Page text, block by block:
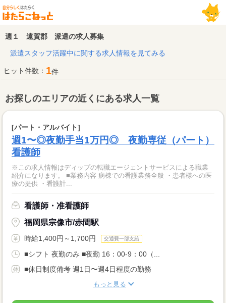
週１ 遠賀郡 派遣の求人募集
派遣スタッフ活躍中に関する求人情報を見てみる
ヒット件数： 1件
お探しのエリアの近くにある求人一覧
[パート・アルバイト]
週1〜◎夜勤手当1万円◎ 夜勤専従（パート）
看護師
※この求人情報はディップの転職エージェントサービスによる職業
紹介になります。 ■業務内容 病棟での看護業務全般 ・患者様への医
療の提供 ・看護計...
看護師・准看護師
福岡県宗像市/赤間駅
時給1,400円～1,700円 交通費一部支給
■シフト 夜勤のみ ■夜勤 16：00-9：00（...
■休日制度備考 週1日〜週4日程度の勤務
もっと見る